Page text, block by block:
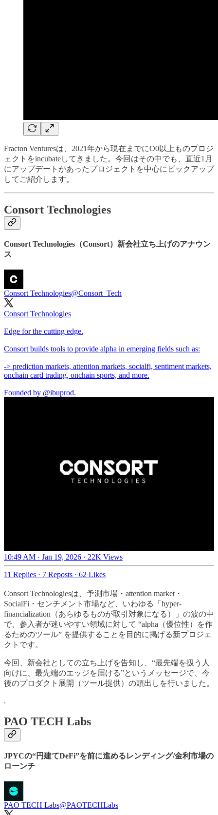
Fracton Venturesは、2021年から現在までにO0以上ものプロジ
ェクトをincubateしてきました。今回はその中でも、直近1月
にアップデートがあったプロジェクトを中心にピックアップ
してご紹介します。
Consort Technologies
Consort Technologies（Consort）新会社立ち上げのアナウン
ス
Consort Technologies@Consort_Tech
Consort Technologies
Edge for the cutting edge.
Consort builds tools to provide alpha in emerging fields such as:
-> prediction markets, attention markets, socialfi, sentiment markets,
onchain card trading, onchain sports, and more.
Founded by @ibuprod.
10:49 AM · Jan 19, 2026 · 22K Views
11 Replies · 7 Reposts · 62 Likes
Consort Technologiesは、予測市場・attention market・
SocialFi・センチメント市場など、いわゆる「hyper-
financialization（あらゆるものが取引対象になる）」の波の中
で、参入者が迷いやすい領域に対して “alpha（優位性）を作
るためのツール” を提供することを目的に掲げる新プロジェ
クトです。
今回、新会社としての立ち上げを告知し、“最先端を扱う人
向けに、最先端のエッジを届ける”というメッセージで、今
後のプロダクト展開（ツール提供）の頭出しを行いました。
.
PAO TECH Labs
JPYCの“円建てDeFi”を前に進めるレンディング/金利市場の
ローンチ
PAO TECH Labs@PAOTECHLabs